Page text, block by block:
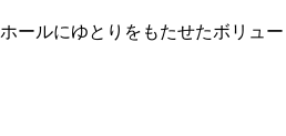
ールにゆとりをもたせたボリュ